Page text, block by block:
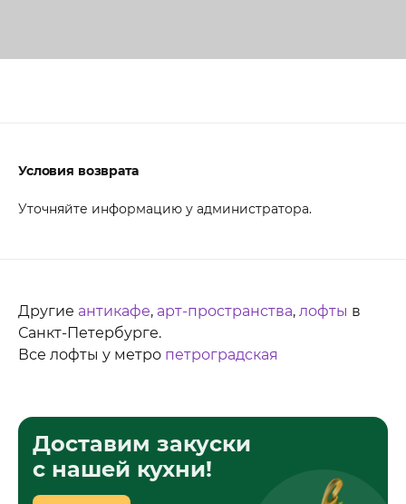
Условия возврата
Уточняйте информацию у администратора.
Другие антикафе, арт-пространства, лофты в
Санкт-Петербурге.
Все лофты у метро петроградская
Доставим закуски
с нашей кухни!